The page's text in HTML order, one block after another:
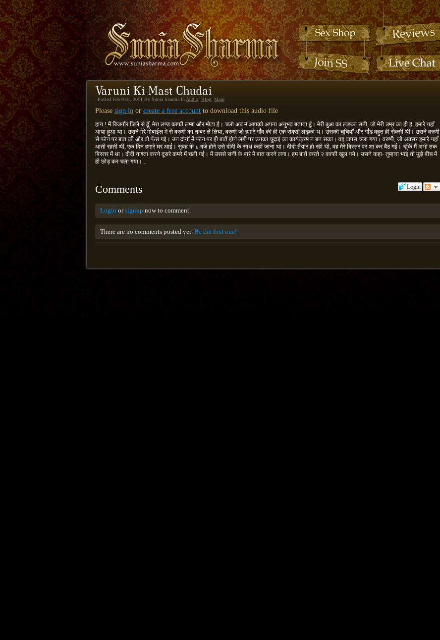
Posted Feb 01st, 2011 By Sunia Sharma In Audio Blog Main
Please sign in or create a free account to download this audio file
हाय ! मैं बिजनौर जिले से हूँ, मेरा लण्ड काफी लम्बा और मोटा है। चलो अब मैं आपको अपना अनुभव बताता हूँ। मेरी बुआ का लङका सनी, जो मेरी उम्र का ही है, हमारे यहाँ
आया हुआ था। उसने मेरे मोबाईल में से वरुणी का नम्बर ले लिया, वरुणी जो हमारे गाँव की ही एक सेक्सी लड़की थ। उसकी चुचियाँ और गाँड बहुत ही सेक्सी थी। उसने वरुणी
से फोन पर बात की और वो फँस गई। उन दोनों में फोन पर ही बातें होने लगी पर उनका चुदाई का कार्यक्रम न बन सका। वह वापस चला गया। वरुणी, जो अक्सर हमारे यहाँ
आती रहती थी, एक दिन हमारे घर आई। सुबह के ८ बजे होगे उसे दीदी के साथ कहीं जाना था। दीदी तैयार हो रही थी, वह मेरे बिस्तर पर आ कर बैठ गई। चूंकि मैं अभी तक
बिस्तर में था। दीदी नाश्ता करने दूसरे कमरे में चली गई। मैं उससे सनी के बारे में बात करने लगा। हम बातें करते २ काफी खुल गये। उसने कहा- तुम्हारा भाई तो मुझे बीच में
ही छोड़ कर चला गया।..
Login
Comments
Login orsignup now to comment.
There are no comments posted yet.Be the first one!